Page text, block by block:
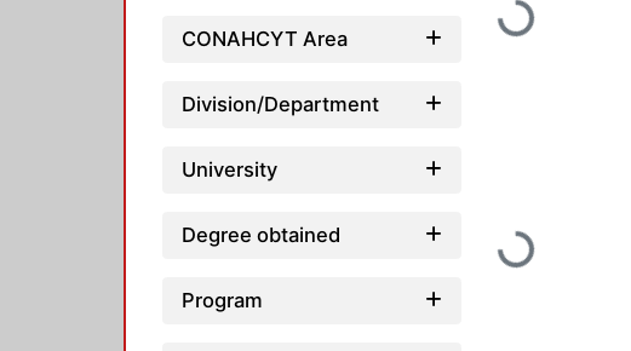
CONAHCYT Area
Division/Department
University
Degree obtained
Program
Loading...
Loading...